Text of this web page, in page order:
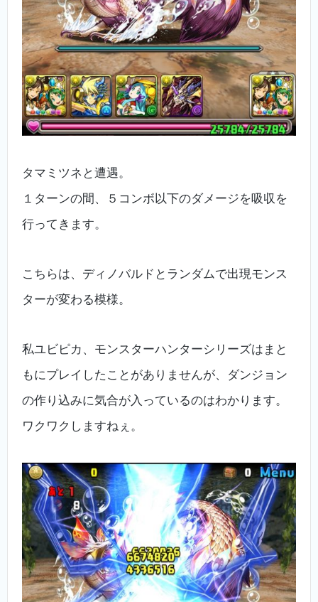
タマミツネと遭遇。
１ターンの間、５コンボ以下のダメージを吸収を
行ってきます。
こちらは、ディノバルドとランダムで出現モンス
ターが変わる模様。
私ユビピカ、モンスターハンターシリーズはまと
もにプレイしたことがありませんが、ダンジョン
の作り込みに気合が入っているのはわかります。
ワクワクしますねぇ。